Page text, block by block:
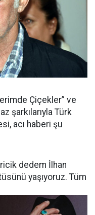
Çiçekler” ve
şarkılarıyla Türk
acı haberi şu
dedem İlhan
yaşıyoruz. Tüm